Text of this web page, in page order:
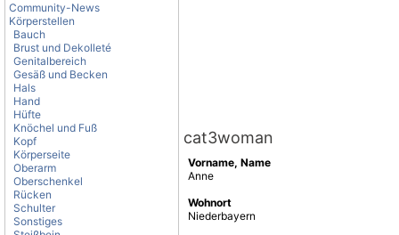
Community-News
Körperstellen
Bauch
Brust und Dekolleté
Genitalbereich
Gesäß und Becken
Hals
Hand
Hüfte
Knöchel und Fuß
Kopf
Körperseite
Oberarm
Oberschenkel
Rücken
Schulter
Sonstiges
cat3woman
Vorname, Name
Anne
Wohnort
Niederbayern